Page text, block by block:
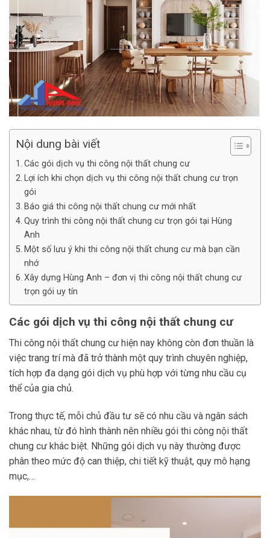
Nội dung bài viết
Các gói dịch vụ thi công nội thất chung cư
Lợi ích khi chọn dịch vụ thi công nội thất chung cư trọn
gói
Báo giá thi công nội thất chung cư mới nhất
Quy trình thi công nội thất chung cư trọn gói tại Hùng
Anh
Một số lưu ý khi thi công nội thất chung cư mà bạn cần
nhớ
Xây dựng Hùng Anh – đơn vị thi công nội thất chung cư
trọn gói uy tín
Các gói dịch vụ thi công nội thất chung cư
Thi công nội thất chung cư hiện nay không còn đơn thuần là
việc trang trí mà đã trở thành một quy trình chuyên nghiệp,
tích hợp đa dạng gói dịch vụ phù hợp với từng nhu cầu cụ
thể của gia chủ.
Trong thực tế, mỗi chủ đầu tư sẽ có nhu cầu và ngân sách
khác nhau, từ đó hình thành nên nhiều gói thi công nội thất
chung cư khác biệt. Những gói dịch vụ này thường được
phân theo mức độ can thiệp, chi tiết kỹ thuật, quy mô hạng
mục,…